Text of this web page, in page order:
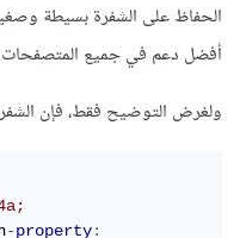
الحفاظ على الشفرة بسيطة
أفضل دعم في جميع
ولغرض التوضيح فقط، فإن
-property: